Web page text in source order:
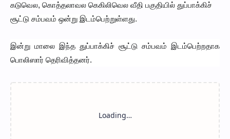
கடுவெல, கொத்தலாவல கெகிலிவெல வீதி பகுதியில் துப்பாக்கிச்
சூட்டு சம்பவம் ஒன்று இடம்பெற்றுள்ளது.
இன்று மாலை இந்த துப்பாக்கிச் சூட்டு சம்பவம் இடம்பெற்றதாக
பொலிஸார் தெரிவித்தனர்.